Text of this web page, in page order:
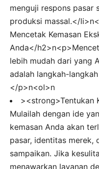
menguji respons pasar
produksi massal.</
Mencetak Kemasan
Anda</
lebih mudah dari yang
adalah langkah-
</p>n<ol>n
><strong>Tentukan
Mulailah dengan ide
kemasan Anda akan
pasar, identitas merek,
sampaikan. Jika
menawarkan layanan